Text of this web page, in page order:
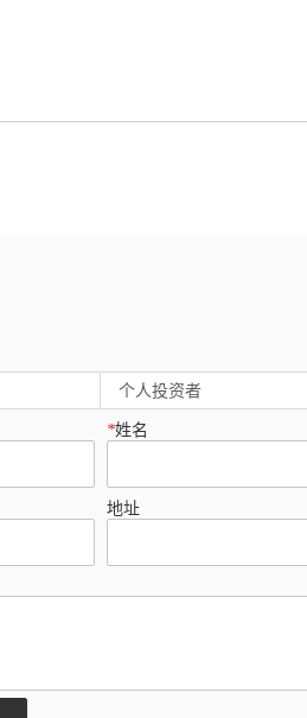
个人投资者
*姓名
地址